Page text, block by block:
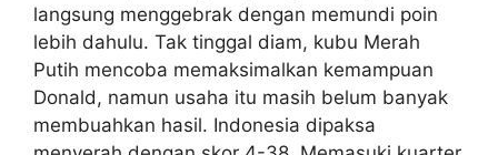
langsung menggebrak dengan memundi poin
lebih dahulu. Tak tinggal diam, kubu Merah
Putih mencoba memaksimalkan kemampuan
Donald, namun usaha itu masih belum banyak
membuahkan hasil. Indonesia dipaksa